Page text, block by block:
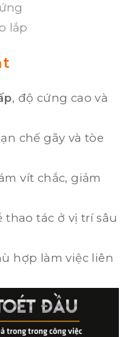
lắp
, độ cứng cao và
chế gãy và tòe
vít chắc, giảm
thao tác ở vị trí sâu
hợp làm việc liên